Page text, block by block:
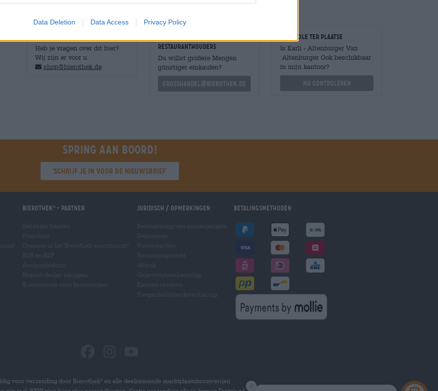
Data Deletion Data Access Privacy Policy
Heb je vragen over dit bier?
Wij zijn er voor u.
shop@bierothek.de
restauranthouders
Du willst größere Mengen
günstiger einkaufen?
grosshandel@bierothek.de
Controle ter plaatse
Is Karli - Altenburger Van
Altenburger Ook beschikbaar
in mijn kantoor?
Nu controleren
Spring aan boord!
'Schrijf je in voor de nieuwsbrief'
Bierothek - Partner Juridisch / Opmerkingen Betalingsmethoden
voor verzending door Bierothek
en alle deelnemende marktplaatsbrouwerijen